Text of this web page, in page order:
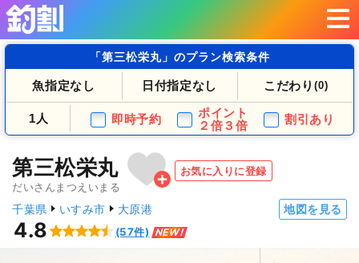
「第三松栄丸」のプラン検索条件
魚指定なし 日付指定なし こだわり (0)
1人 即時予約
ポイント
２倍３倍
割引あり
第三松栄丸
だいさんまつえいまる
お気に入りに登録
千葉県 いすみ市 大原港 地図を見る
4.8 (57件) NEW!